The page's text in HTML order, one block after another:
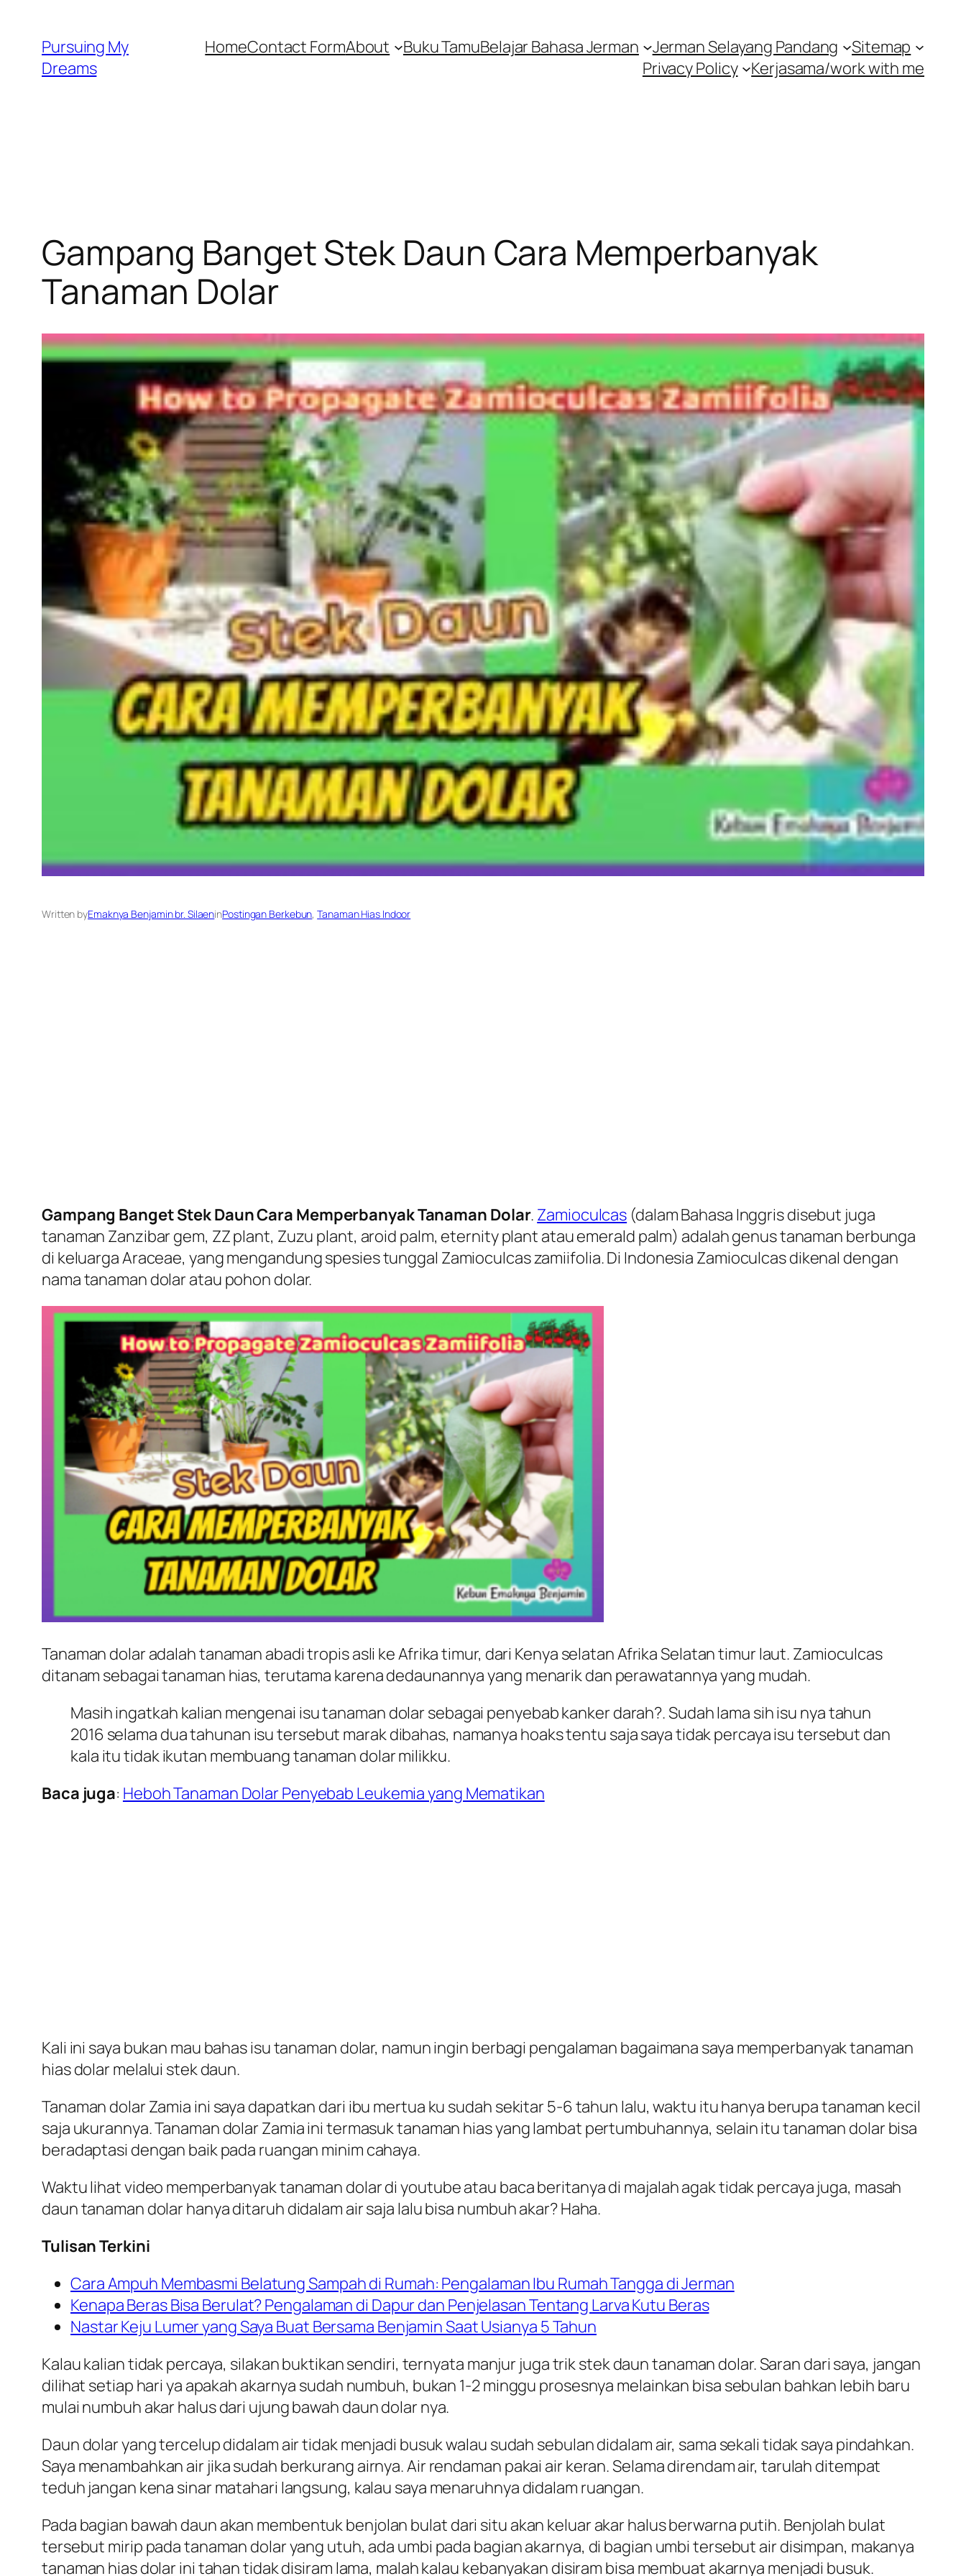
content
Pursuing My
Dreams
HomeContact FormAbout Buku TamuBelajar Bahasa Jerman Jerman Selayang Pandang
Sitemap
Privacy Policy
Kerjasama/work with me
Gampang Banget Stek Daun Cara Memperbanyak
Tanaman Dolar
Written byEmaknya Benjamin br. SilaeninPostingan Berkebun, Tanaman Hias Indoor
Gampang Banget Stek Daun Cara Memperbanyak Tanaman Dolar. Zamioculcas (dalam Bahasa Inggris disebut juga
tanaman Zanzibar gem, ZZ plant, Zuzu plant, aroid palm, eternity plant atau emerald palm) adalah genus tanaman berbunga
di keluargaAraceae, yang mengandung spesies tunggal Zamioculcas zamiifolia. Di Indonesia Zamioculcas dikenal dengan
nama tanaman dolar atau pohon dolar.
Tanaman dolar adalah tanaman abadi tropis asli ke Afrika timur, dari Kenya selatan Afrika Selatan timur laut. Zamioculcas
ditanam sebagai tanaman hias, terutama karena dedaunannya yang menarik dan perawatannya yang mudah.
Masih ingatkah kalian mengenai isu tanaman dolar sebagai penyebab kanker darah?. Sudah lama sih isu nya tahun
2016 selama dua tahunan isu tersebut marak dibahas, namanya hoaks tentu saja saya tidak percaya isu tersebut dan
kala itu tidak ikutan membuang tanaman dolar milikku.
Baca juga: Heboh Tanaman Dolar Penyebab Leukemia yang Mematikan
Kali ini saya bukan mau bahas isu tanaman dolar, namun ingin berbagi pengalaman bagaimana saya memperbanyak tanaman
hias dolar melalui stek daun.
Tanaman dolar Zamia ini saya dapatkan dari ibu mertua ku sudah sekitar 5-6 tahun lalu, waktu itu hanya berupa tanaman kecil
saja ukurannya. Tanaman dolar Zamia ini termasuk tanaman hias yang lambat pertumbuhannya, selain itu tanaman dolar bisa
beradaptasi dengan baik pada ruangan minim cahaya.
Waktu lihat video memperbanyak tanaman dolar di youtube atau baca beritanya di majalah agak tidak percaya juga, masah
daun tanaman dolar hanya ditaruh didalam air saja lalu bisa numbuh akar? Haha.
Tulisan Terkini
Cara Ampuh Membasmi Belatung Sampah di Rumah: Pengalaman Ibu Rumah Tangga di Jerman
Kenapa Beras Bisa Berulat? Pengalaman di Dapur dan Penjelasan Tentang Larva Kutu Beras
Nastar Keju Lumer yang Saya Buat Bersama Benjamin Saat Usianya 5 Tahun
Kalau kalian tidak percaya, silakan buktikan sendiri, ternyata manjur juga trik stek daun tanaman dolar. Saran dari saya, jangan
dilihat setiap hari ya apakah akarnya sudah numbuh, bukan 1-2 minggu prosesnya melainkan bisa sebulan bahkan lebih baru
mulai numbuh akar halus dari ujung bawah daun dolar nya.
Daun dolar yang tercelup didalam air tidak menjadi busuk walau sudah sebulan didalam air, sama sekali tidak saya pindahkan.
Saya menambahkan air jika sudah berkurang airnya. Air rendaman pakai air keran. Selama direndam air, tarulah ditempat
teduh jangan kena sinar matahari langsung, kalau saya menaruhnya didalam ruangan.
Pada bagian bawah daun akan membentuk benjolan bulat dari situ akan keluar akar halus berwarna putih. Benjolah bulat
tersebut mirip pada tanaman dolar yang utuh, ada umbi pada bagian akarnya, di bagian umbi tersebut air disimpan, makanya
tanaman hias dolar ini tahan tidak disiram lama, malah kalau kebanyakan disiram bisa membuat akarnya menjadi busuk.